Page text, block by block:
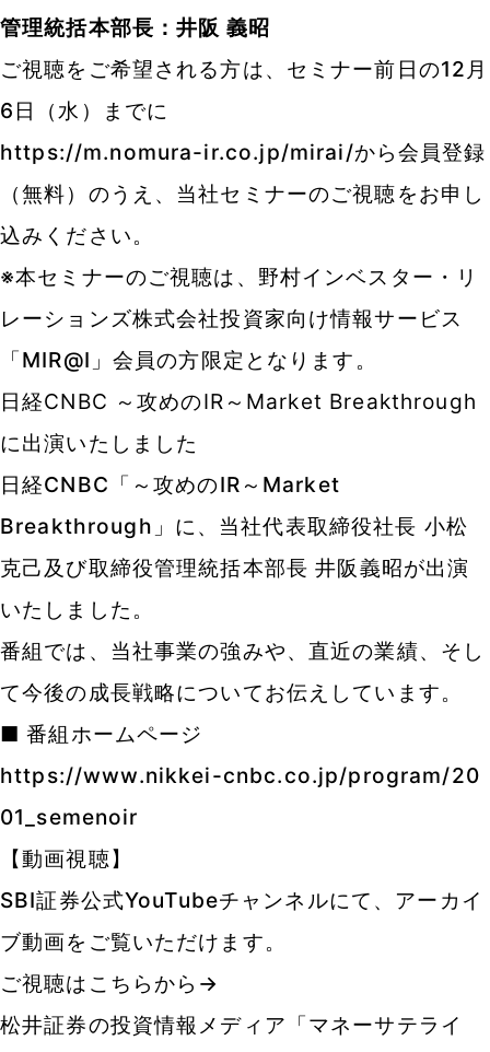
管理統括本部長：井阪 義昭
ご視聴をご希望される方は、セミナー前日の12月
6日（水）までに
https://m.nomura-ir.co.jp/mirai/から会員登録
（無料）のうえ、当社セミナーのご視聴をお申し
込みください。
※本セミナーのご視聴は、野村インベスター・リ
レーションズ株式会社投資家向け情報サービス
「MIR@I」会員の方限定となります。
日経CNBC ～攻めのIR～Market Breakthrough
に出演いたしました
日経CNBC「～攻めのIR～Market
Breakthrough」に、当社代表取締役社長 小松
克己及び取締役管理統括本部長 井阪義昭が出演
いたしました。
番組では、当社事業の強みや、直近の業績、そし
て今後の成長戦略についてお伝えしています。
■ 番組ホームページ
https://www.nikkei-cnbc.co.jp/program/20
01_semenoir
【動画視聴】
SBI証券公式YouTubeチャンネルにて、アーカイ
ブ動画をご覧いただけます。
ご視聴はこちらから→
松井証券の投資情報メディア「マネーサテライ